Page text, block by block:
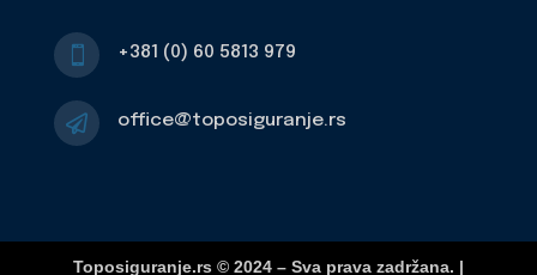
+381 (0) 60 5813 979
 office@toposiguranje.rs
Toposiguranje.rs © 2024 – Sva prava zadržana. |